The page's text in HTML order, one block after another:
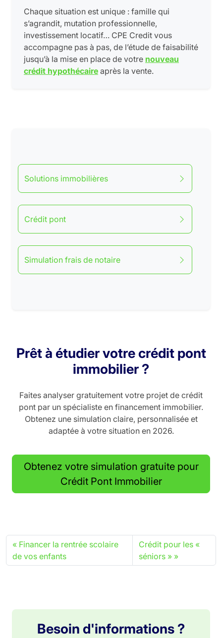
Chaque situation est unique : famille qui
s’agrandit, mutation professionnelle,
investissement locatif… CPE Credit vous
accompagne pas à pas, de l’étude de faisabilité
jusqu’à la mise en place de votre nouveau
crédit hypothécaire après la vente.
Solutions immobilières
Crédit pont
Simulation frais de notaire
Prêt à étudier votre crédit pont
immobilier ?
Faites analyser gratuitement votre projet de crédit
pont par un spécialiste en financement immobilier.
Obtenez une simulation claire, personnalisée et
adaptée à votre situation en 2026.
Obtenez votre simulation gratuite pour
Crédit Pont Immobilier
Financer la rentrée scolaire
de vos enfants
Crédit pour les «
séniors »
Besoin d'informations ?